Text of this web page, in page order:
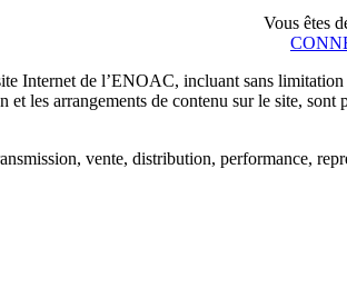
Vous êtes
Internet de l’ENOAC, incluant sans
et les arrangements de contenu sur le site,
vente, distribution, performance,